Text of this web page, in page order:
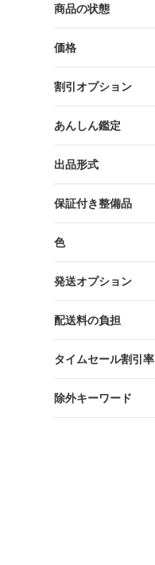
商品の状態
価格
割引オプション
あんしん鑑定
出品形式
保証付き整備品
色
発送オプション
配送料の負担
タイムセール割引率
除外キーワード